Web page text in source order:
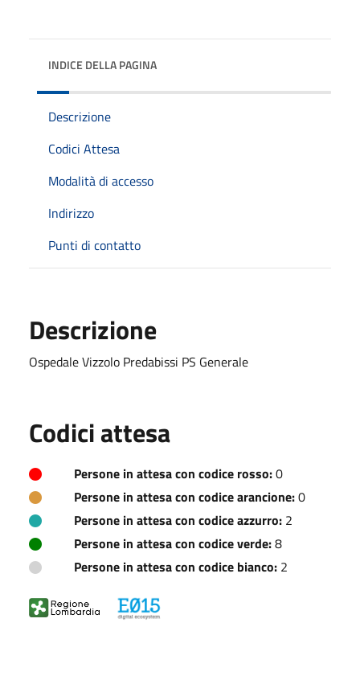
INDICE DELLA PAGINA
Descrizione
Codici Attesa
Modalità di accesso
Indirizzo
Punti di contatto
Descrizione
Ospedale Vizzolo Predabissi PS Generale
Codici attesa
Persone in attesa con codice rosso:0
Persone in attesa con codice arancione:0
Persone in attesa con codice azzurro: 2
Persone in attesa con codice verde:8
Persone in attesa con codice bianco: 2